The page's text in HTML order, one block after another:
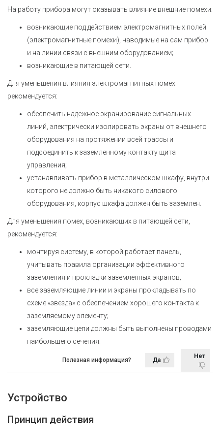
На работу прибора могут оказывать влияние внешние помехи:
возникающие под действием электромагнитных полей
(электромагнитные помехи), наводимые на сам прибор
и на линии связи с внешним оборудованием;
возникающие в питающей сети.
Для уменьшения влияния электромагнитных помех
рекомендуется:
обеспечить надежное экранирование сигнальных
линий, электрически изолировать экраны от внешнего
оборудования на протяжении всей трассы и
подсоединить к заземленному контакту щита
управления;
устанавливать прибор в металлическом шкафу, внутри
которого не должно быть никакого силового
оборудования, корпус шкафа должен быть заземлен.
Для уменьшения помех, возникающих в питающей сети,
рекомендуется:
монтируя систему, в которой работает панель,
учитывать правила организации эффективного
заземления и прокладки заземленных экранов;
все заземляющие линии и экраны прокладывать по
схеме «звезда» с обеспечением хорошего контакта к
заземляемому элементу;
заземляющие цепи должны быть выполнены проводами
наибольшего сечения.
Полезная информация? Да
Нет
Устройство
Принцип действия